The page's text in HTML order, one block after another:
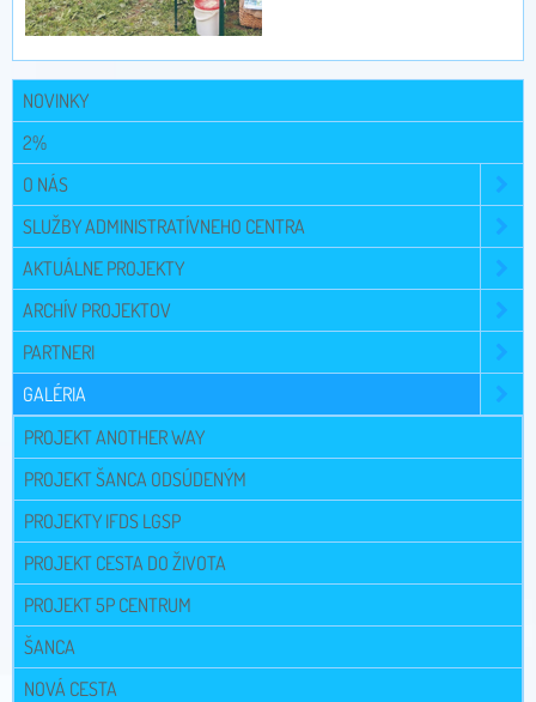
NOVINKY
2%
O NÁS
SLUŽBY ADMINISTRATÍVNEHO CENTRA
AKTUÁLNE PROJEKTY
ARCHÍV PROJEKTOV
PARTNERI
GALÉRIA
PROJEKT ANOTHER WAY
PROJEKT ŠANCA ODSÚDENÝM
PROJEKTY IFDS LGSP
PROJEKT CESTA DO ŽIVOTA
PROJEKT 5P CENTRUM
ŠANCA
NOVÁ CESTA